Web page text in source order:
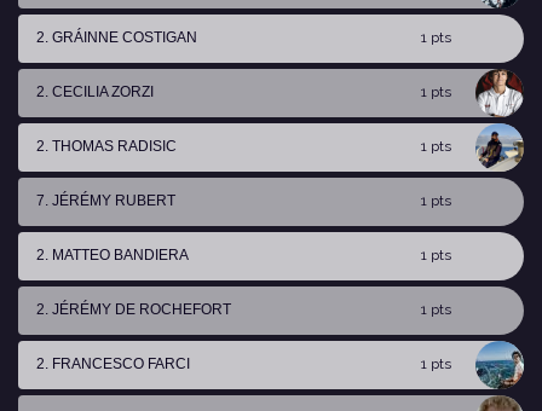
2. GRÁINNE COSTIGAN 1 pts
2. CECILIA ZORZI 1 pts
2. THOMAS RADISIC 1 pts
7. JÉRÉMY RUBERT 1 pts
2. MATTEO BANDIERA 1 pts
2. JÉRÉMY DE ROCHEFORT 1 pts
2. FRANCESCO FARCI 1 pts